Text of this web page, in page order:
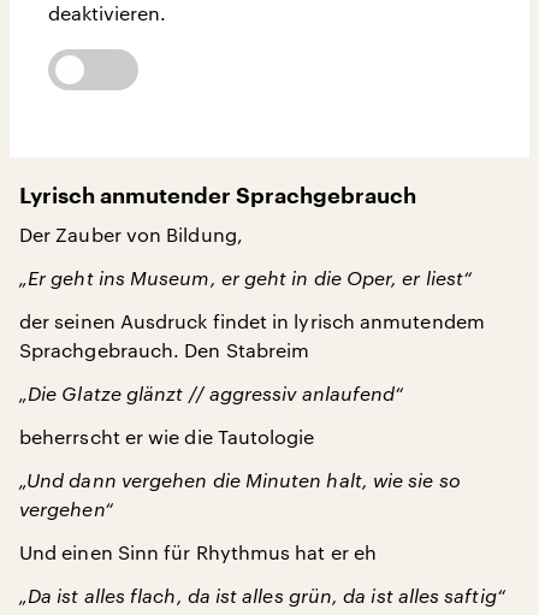
deaktivieren.
Lyrisch anmutender Sprachgebrauch
Der Zauber von Bildung,
„Er geht ins Museum, er geht in die Oper, er liest“
der seinen Ausdruck findet in lyrisch anmutendem
Sprachgebrauch. Den Stabreim
„Die Glatze glänzt // aggressiv anlaufend“
beherrscht er wie die Tautologie
„Und dann vergehen die Minuten halt, wie sie so
vergehen“
Und einen Sinn für Rhythmus hat er eh
„Da ist alles flach, da ist alles grün, da ist alles saftig“